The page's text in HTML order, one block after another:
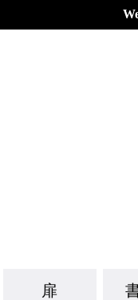
扉